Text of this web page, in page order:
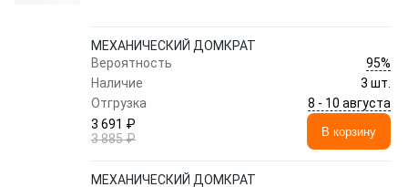
МЕХАНИЧЕСКИЙ ДОМКРАТ
Вероятность
95%
Наличие
3 шт.
Отгрузка
8 - 10 августа
3 691 ₽
3 885 ₽
В корзину
МЕХАНИЧЕСКИЙ ДОМКРАТ